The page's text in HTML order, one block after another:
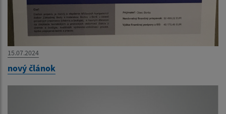
15.07.2024
nový článok